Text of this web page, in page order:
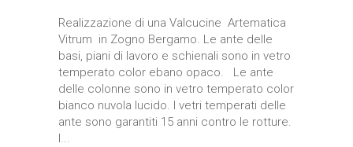
Realizzazione di una Valcucine Artematica
Vitrum in Zogno Bergamo. Le ante delle
basi, piani di lavoro e schienali sono in vetro
temperato color ebano opaco. Le ante
delle colonne sono in vetro temperato color
bianco nuvola lucido. I vetri temperati delle
ante sono garantiti 15 anni contro le rotture.
I